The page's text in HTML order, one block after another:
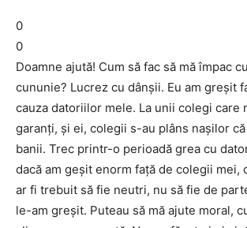
0
0
Doamne ajută! Cum să fac să mă împac
cununie? Lucrez cu dânşii. Eu am greşit
cauza datoriilor mele. La unii colegi care
garanţi, şi ei, colegii s-au plâns naşilor
banii. Trec printr-o perioadă grea cu
dacă am geşit enorm faţă de colegii mei,
ar fi trebuit să fie neutri, nu să fie de
le-am greşit. Puteau să mă ajute moral,